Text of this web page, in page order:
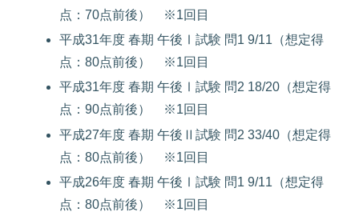
点：70点前後） ※1回目
平成31年度 春期 午後Ⅰ試験 問1 9/11（想定得
点：80点前後） ※1回目
平成31年度 春期 午後Ⅰ試験 問2 18/20（想定得
点：90点前後） ※1回目
平成27年度 春期 午後Ⅱ試験 問2 33/40（想定得
点：80点前後） ※1回目
平成26年度 春期 午後Ⅰ試験 問1 9/11（想定得
点：80点前後） ※1回目